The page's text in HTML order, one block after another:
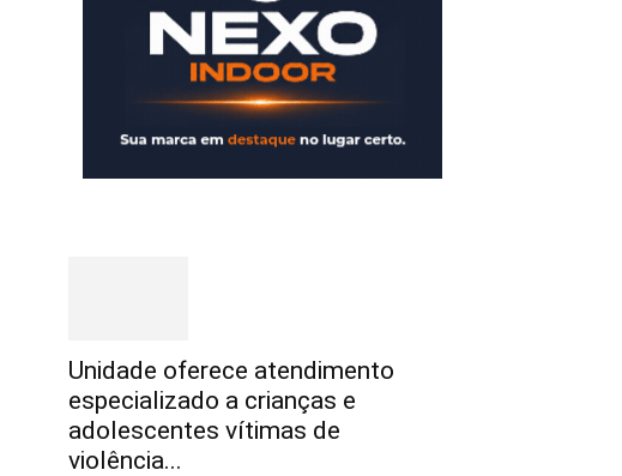
Unidade oferece atendimento
especializado a crianças e
adolescentes vítimas de
violência...